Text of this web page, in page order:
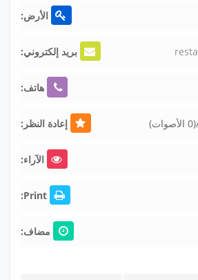
الأرض:
بريد إلكتروني: resta
هاتف:
إعادة النظر:
الآراء:
مضاف: